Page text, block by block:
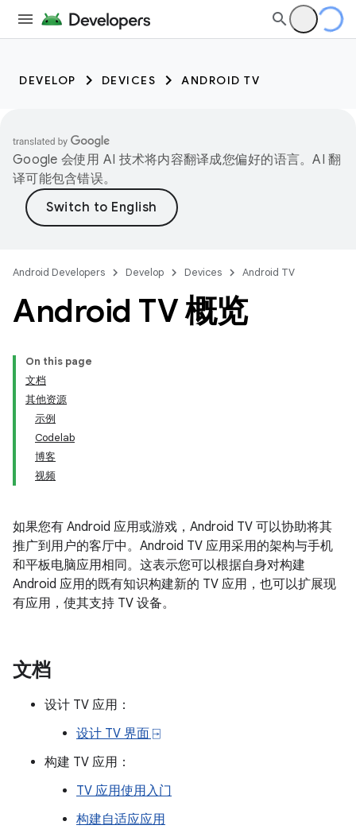
DEVELOP DEVICES ANDROID TV
Google 会使用 AI 技术将内容翻译成您偏好的语言。AI 翻
译可能包含错误。
Android Developers Develop Devices Android TV
Android TV 概览
On this page
文档
其他资源
示例
Codelab
博客
视频
如果您有 Android 应用或游戏，Android TV 可以协助将其
推广到用户的客厅中。Android TV 应用采用的架构与手机
和平板电脑应用相同。这表示您可以根据自身对构建
Android 应用的既有知识构建新的 TV 应用，也可以扩展现
有应用，使其支持 TV 设备。
文档
设计 TV 应用：
设计 TV 界面 ⍈
构建 TV 应用：
TV 应用使用入门
构建自适应应用